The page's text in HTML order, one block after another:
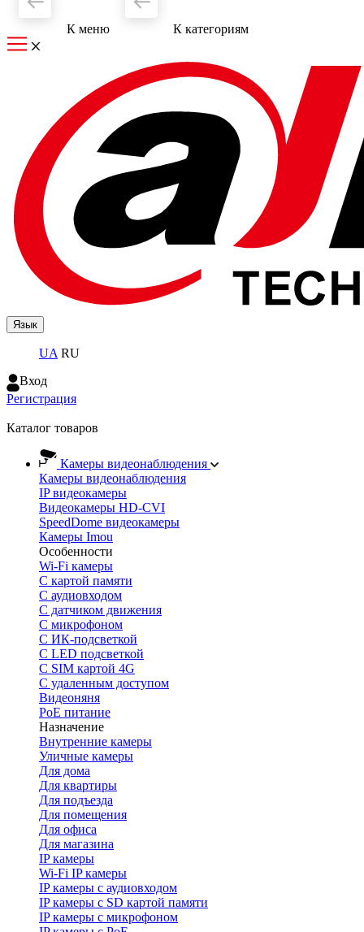
К меню К категориям
Язык
UA RU
Вход
Регистрация
Каталог товаров
Камеры видеонаблюдения
Камеры видеонаблюдения
IP видеокамеры
Видеокамеры HD-CVI
SpeedDome видеокамеры
Камеры Imou
Особенности
Wi-Fi камеры
С картой памяти
С аудиовходом
С датчиком движения
С микрофоном
С ИК-подсветкой
С LED подсветкой
C SIM картой 4G
C удаленным доступом
Видеоняня
PoE питание
Назначение
Внутренние камеры
Уличные камеры
Для дома
Для квартиры
Для подъезда
Для помещения
Для офиса
Для магазина
IP камеры
Wi-Fi IP камеры
IP камеры с аудиовходом
IP камеры с SD картой памяти
IP камеры с микрофоном